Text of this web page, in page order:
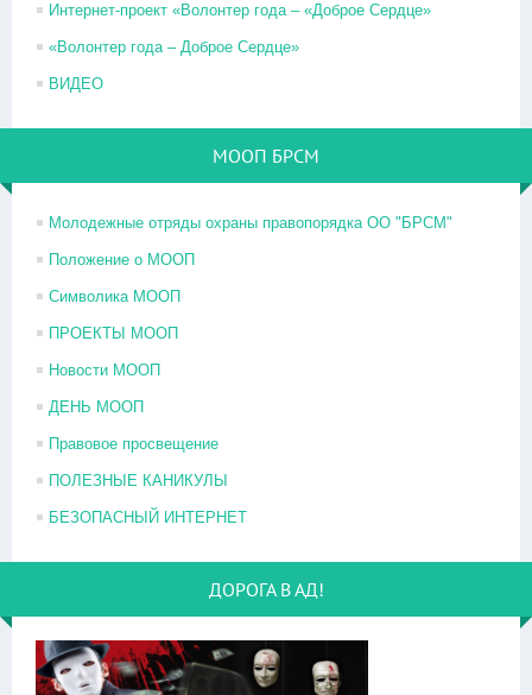
Интернет-проект «Волонтер года – «Доброе Сердце»
«Волонтер года – Доброе Сердце»
ВИДЕО
МООП БРСМ
Молодежные отряды охраны правопорядка ОО "БРСМ"
Положение о МООП
Символика МООП
ПРОЕКТЫ МООП
Новости МООП
ДЕНЬ МООП
Правовое просвещение
ПОЛЕЗНЫЕ КАНИКУЛЫ
БЕЗОПАСНЫЙ ИНТЕРНЕТ
ДОРОГА В АД!